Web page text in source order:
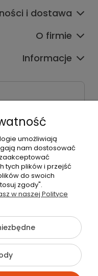
i dostawa
O firmie
Informacje
| rbl24.pl
umożliwiają
nam dostosować
tych plików i przejść
do swoich
zgody".
w naszej Polityce